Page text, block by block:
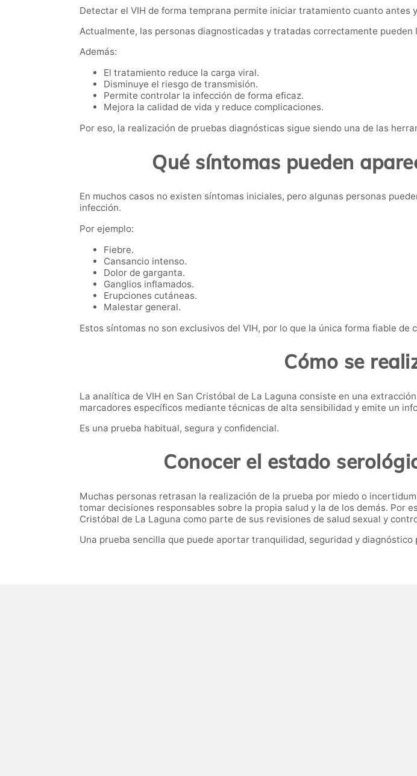
Detectar el VIH de forma temprana permite iniciar tratamiento cuanto antes
Actualmente, las personas diagnosticadas y tratadas correctamente pueden
Además:
El tratamiento reduce la carga viral.
Disminuye el riesgo de transmisión.
Permite controlar la infección de forma eficaz.
Mejora la calidad de vida y reduce complicaciones.
Por eso, la realización de pruebas diagnósticas sigue siendo una de las
Qué síntomas pueden
En muchos casos no existen síntomas iniciales, pero algunas personas
infección.
Por ejemplo:
Fiebre.
Cansancio intenso.
Dolor de garganta.
Ganglios inflamados.
Erupciones cutáneas.
Malestar general.
Estos síntomas no son exclusivos del VIH, por lo que la única forma fiable
Cómo se
La analítica de VIH en San Cristóbal de La Laguna consiste en una
marcadores específicos mediante técnicas de alta sensibilidad y emite un
Es una prueba habitual, segura y confidencial.
Conocer el estado
Muchas personas retrasan la realización de la prueba por miedo o
tomar decisiones responsables sobre la propia salud y la de los demás. Por
Cristóbal de La Laguna como parte de sus revisiones de salud sexual y
Una prueba sencilla que puede aportar tranquilidad, seguridad y